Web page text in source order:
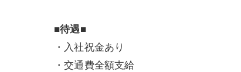
■待遇■
・入社祝金あり
・交通費全額支給